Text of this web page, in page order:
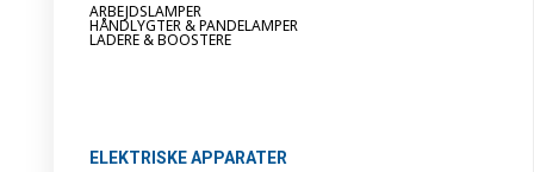
ARBEJDSLAMPER
HÅNDLYGTER & PANDELAMPER
LADERE & BOOSTERE
ELEKTRISKE APPARATER